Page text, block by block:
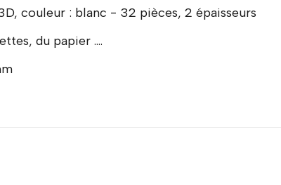
couleur : blanc - 32 pièces, 2 épaisseurs
du papier ....